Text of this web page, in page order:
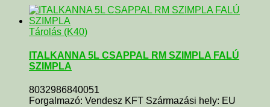
Tárolás (K40)
ITALKANNA 5L CSAPPAL RM SZIMPLA FALÚ
SZIMPLA
8032986840051
Forgalmazó: Vendesz KFT Származási hely: EU